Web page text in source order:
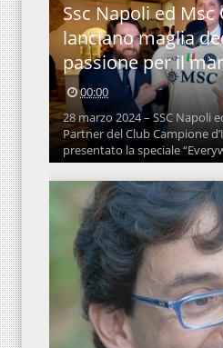
Ssc Napoli ed Msc
lanciano maglia
passione per il
00:00
28 marzo 2024 – SSC Napoli
Partner del Club Campione
presentato la speciale